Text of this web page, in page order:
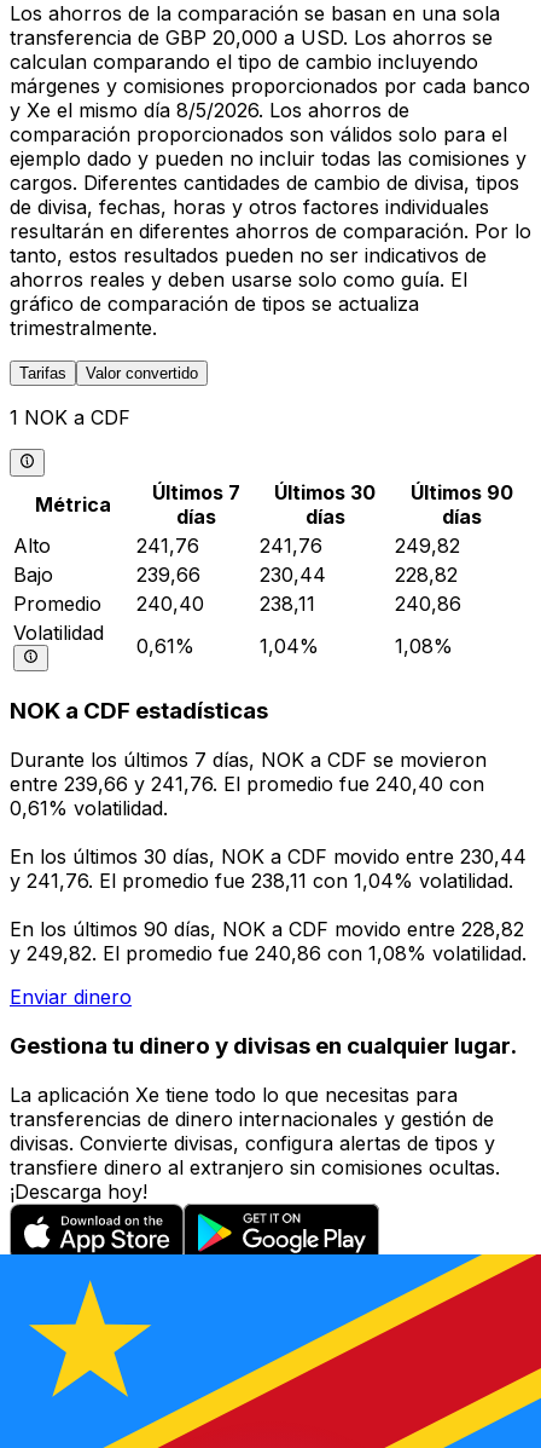
Los ahorros de la comparación se basan en una sola
transferencia de GBP 20,000 a USD. Los ahorros se
calculan comparando el tipo de cambio incluyendo
márgenes y comisiones proporcionados por cada banco
y Xe el mismo día 8/5/2026. Los ahorros de
comparación proporcionados son válidos solo para el
ejemplo dado y pueden no incluir todas las comisiones y
cargos. Diferentes cantidades de cambio de divisa, tipos
de divisa, fechas, horas y otros factores individuales
resultarán en diferentes ahorros de comparación. Por lo
tanto, estos resultados pueden no ser indicativos de
ahorros reales y deben usarse solo como guía. El
gráfico de comparación de tipos se actualiza
trimestralmente.
Tarifas Valor convertido
1 NOK a CDF
Métrica
Últimos 7
días
Últimos 30
días
Últimos 90
días
Alto
241,76 241,76
249,82
Bajo
239,66 230,44
228,82
Promedio
240,40 238,11
240,86
Volatilidad
0,61% 1,04% 1,08%
NOK a CDF estadísticas
Durante los últimos 7 días, NOK a CDF se movieron
entre 239,66 y 241,76. El promedio fue 240,40 con
0,61% volatilidad.
En los últimos 30 días, NOK a CDF movido entre 230,44
y 241,76. El promedio fue 238,11 con 1,04% volatilidad.
En los últimos 90 días, NOK a CDF movido entre 228,82
y 249,82. El promedio fue 240,86 con 1,08% volatilidad.
Enviar dinero
Gestiona tu dinero y divisas en cualquier lugar.
La aplicación Xe tiene todo lo que necesitas para
transferencias de dinero internacionales y gestión de
divisas. Convierte divisas, configura alertas de tipos y
transfiere dinero al extranjero sin comisiones ocultas.
¡Descarga hoy!